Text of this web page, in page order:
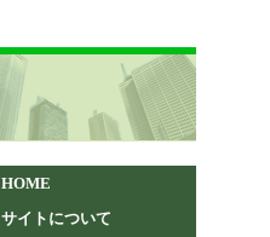
HOME
サイトについて